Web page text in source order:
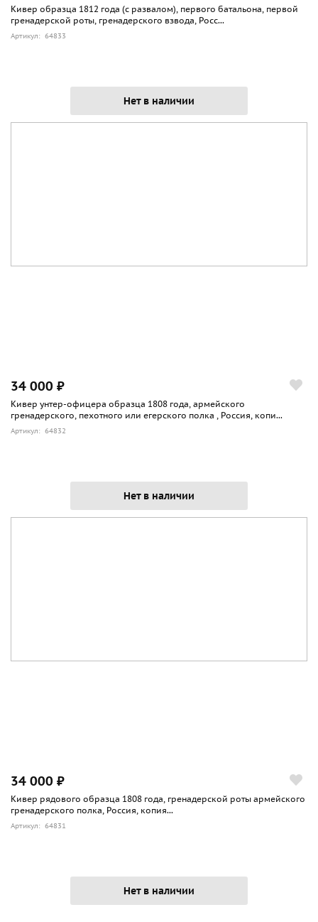
Кивер образца 1812 года (с развалом), первого батальона, первой
гренадерской роты, гренадерского взвода, Росс...
Артикул: 64833
Нет в наличии
34 000 ₽
Кивер унтер-офицера образца 1808 года, армейского
гренадерского, пехотного или егерского полка , Россия, копи...
Артикул: 64832
Нет в наличии
34 000 ₽
Кивер рядового образца 1808 года, гренадерской роты армейского
гренадерского полка, Россия, копия...
Артикул: 64831
Нет в наличии